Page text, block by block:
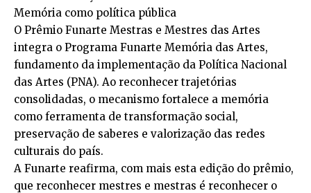
Memória como política pública
O Prêmio Funarte Mestras e Mestres das Artes
integra o Programa Funarte Memória das Artes,
fundamento da implementação da Política Nacional
das Artes (PNA). Ao reconhecer trajetórias
consolidadas, o mecanismo fortalece a memória
como ferramenta de transformação social,
preservação de saberes e valorização das redes
culturais do país.
A Funarte reafirma, com mais esta edição do prêmio,
que reconhecer mestres e mestras é reconhecer o